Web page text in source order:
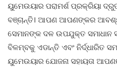
ୟୁମେଉୟାର ପରାମର୍ଶ ପ୍ରକ୍ରିୟା
ବଞ୍ଚାନ୍ତି। ଆପଣ ଆପଣଙ୍କର
ସେମାନଙ୍କ ଦଳ ଉପଯୁକ୍ତ
ବିଳମ୍ବକୁ ଏଡାନ୍ତି ଏବଂ ନିର୍ଦ୍ଧାରିତ
ୟୁମେଉୟାର ଯୋଜନା ସହାୟତା